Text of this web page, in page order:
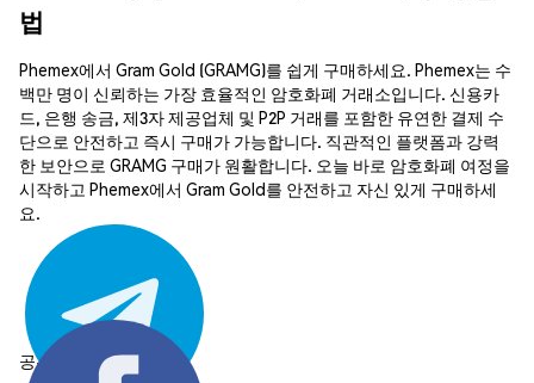
법
Phemex에서 Gram Gold (GRAMG)를 쉽게 구매하세요. Phemex는 수
백만 명이 신뢰하는 가장 효율적인 암호화폐 거래소입니다. 신용카
드, 은행 송금, 제3자 제공업체 및 P2P 거래를 포함한 유연한 결제 수
단으로 안전하고 즉시 구매가 가능합니다. 직관적인 플랫폼과 강력
한 보안으로 GRAMG 구매가 원활합니다. 오늘 바로 암호화폐 여정을
시작하고 Phemex에서 Gram Gold를 안전하고 자신 있게 구매하세
요.
공유하기: